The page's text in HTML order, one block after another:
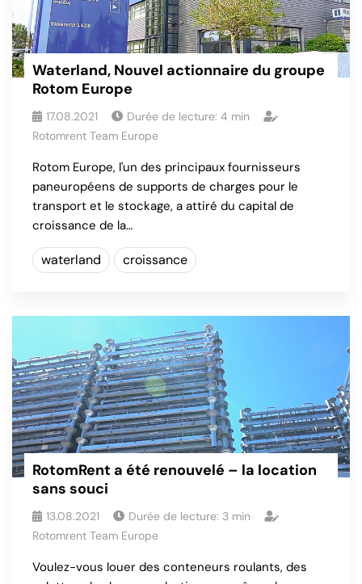
Waterland, Nouvel actionnaire du groupe
Rotom Europe
17.08.2021 Durée de lecture: 4 min
Rotomrent Team Europe
Rotom Europe, l'un des principaux fournisseurs
paneuropéens de supports de charges pour le
transport et le stockage, a attiré du capital de
croissance de la…
waterland croissance
RotomRent a été renouvelé – la location
sans souci
13.08.2021 Durée de lecture: 3 min
Rotomrent Team Europe
Voulez-vous louer des conteneurs roulants, des